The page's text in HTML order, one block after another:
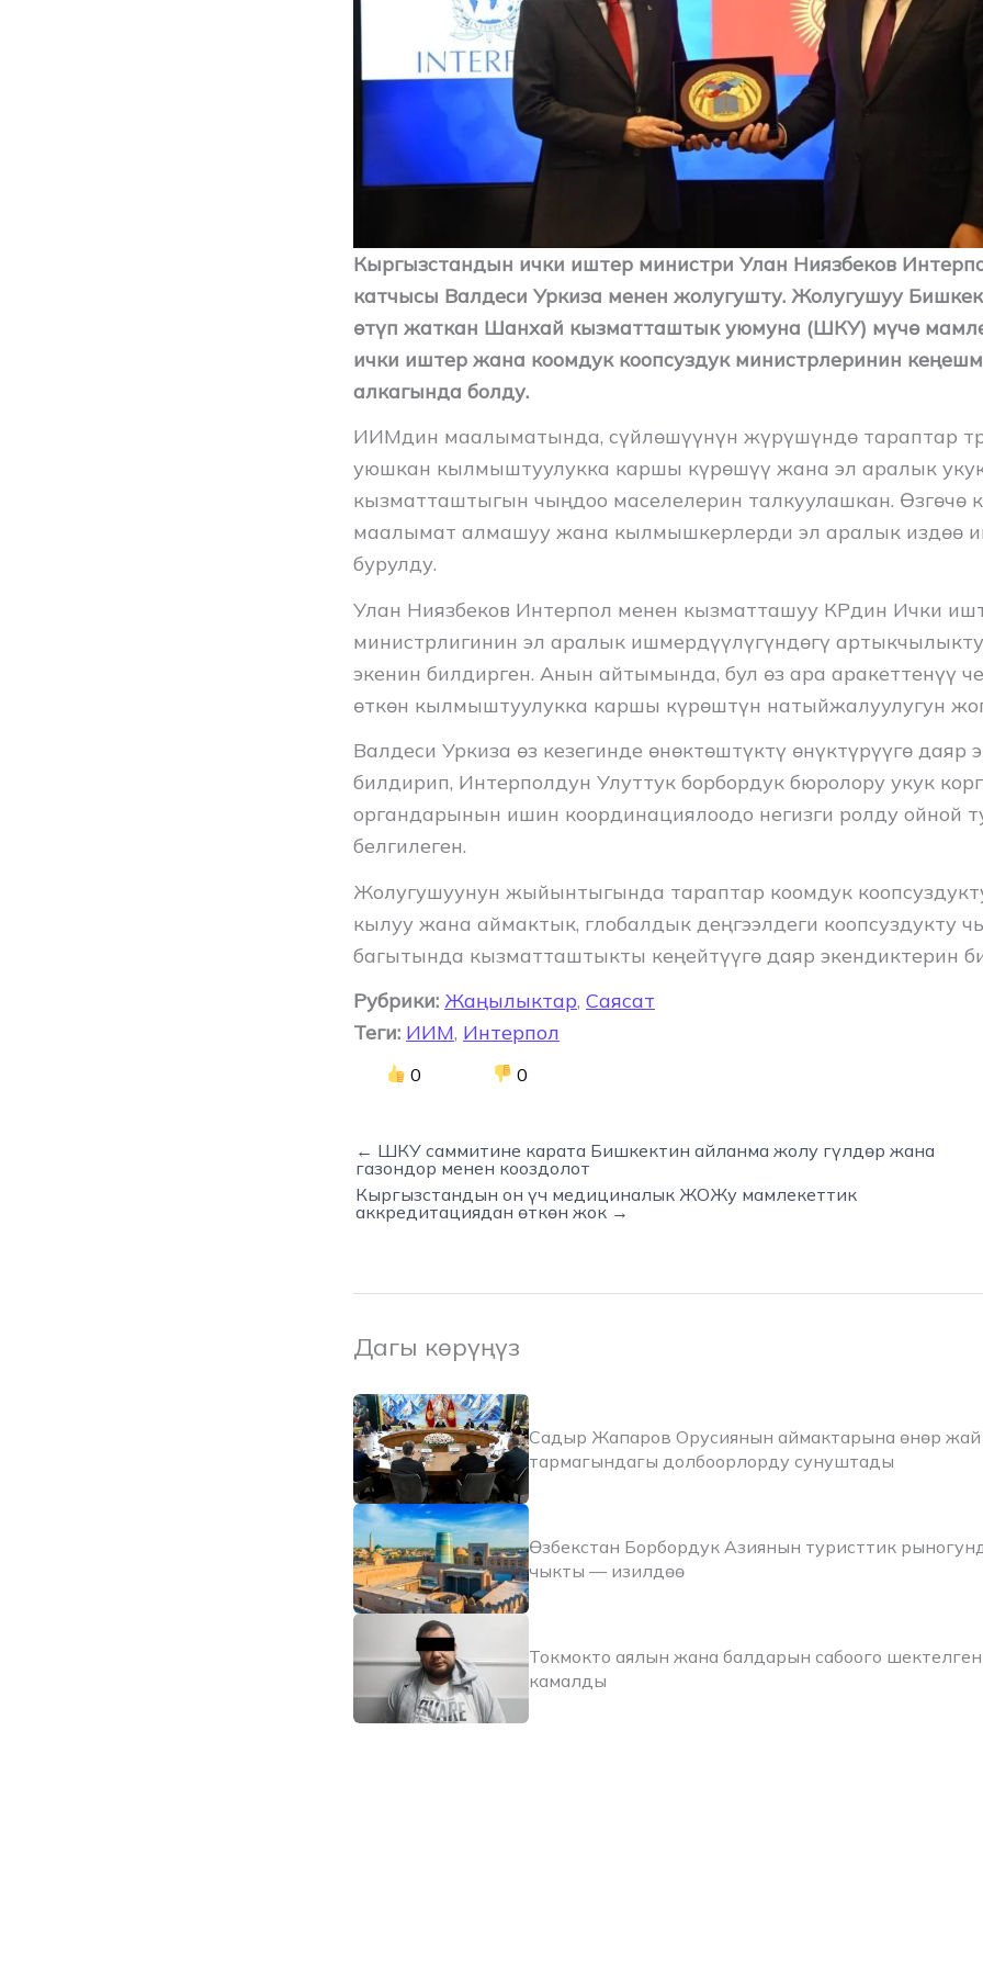
Кыргызстандын ички иштер министри Улан Ниязбеков
катчысы Валдеси Уркиза менен жолугушту. Жолугушуу
өтүп жаткан Шанхай кызматташтык уюмуна (ШКУ) мүчө
ички иштер жана коомдук коопсуздук министрлеринин
алкагында болду.
ИИМдин маалыматында, сүйлөшүүнүн жүрүшүндө тараптар
уюшкан кылмыштуулукка каршы күрөшүү жана эл аралык укук
кызматташтыгын чыңдоо маселелерин талкуулашкан. Өзгөчө
маалымат алмашуу жана кылмышкерлерди эл аралык издөө
бурулду.
Улан Ниязбеков Интерпол менен кызматташуу КРдин Ички
министрлигинин эл аралык ишмердүүлүгүндөгү
экенин билдирген. Анын айтымында, бул өз ара аракеттенүү
өткөн кылмыштуулукка каршы күрөштүн натыйжалуулугун
Валдеси Уркиза өз кезегинде өнөктөштүктү өнүктүрүүгө даяр
билдирип, Интерполдун Улуттук борбордук бюролору укук
органдарынын ишин координациялоодо негизги ролду ойной
белгилеген.
Жолугушуунун жыйынтыгында тараптар коомдук
кылуу жана аймактык, глобалдык деңгээлдеги коопсуздукту
багытында кызматташтыкты кеңейтүүгө даяр экендиктерин
Рубрики: Жаңылыктар, Саясат
Теги: ИИМ, Интерпол
0 0
← ШКУ саммитине карата Бишкектин айланма жолу гүлдөр жана
газондор менен кооздолот
Кыргызстандын он үч медициналык ЖОЖу мамлекеттик
аккредитациядан өткөн жок →
Дагы көрүңүз
Садыр Жапаров Орусиянын аймактарына өнөр
тармагындагы долбоорлорду сунуштады
Өзбекстан Борбордук Азиянын туристтик
чыкты — изилдөө
Токмокто аялын жана балдарын сабоого
камалды